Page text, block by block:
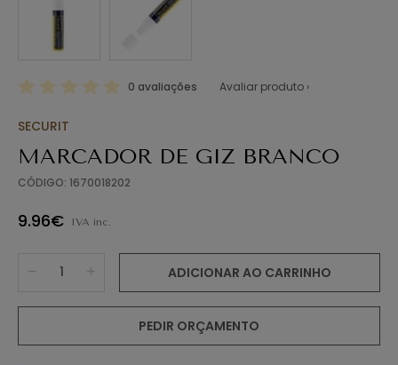
0 avaliações Avaliar produto ›
SECURIT
MARCADOR DE GIZ BRANCO
CÓDIGO: 1670018202
9.96€ IVA inc.
ADICIONAR AO CARRINHO
PEDIR ORÇAMENTO